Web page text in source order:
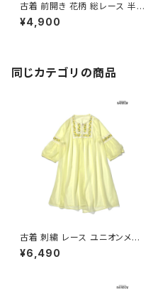
古着 前開き 花柄 総レース 半袖
アウター 羽織り 赤 (ttu25060
34)
¥4,900
同じカテゴリの商品
古着 刺繍 レース ユニオンメイ
ド 無地 ナイロン 長袖 アウター
羽織り 黄 (ttu2603055)
¥6,490